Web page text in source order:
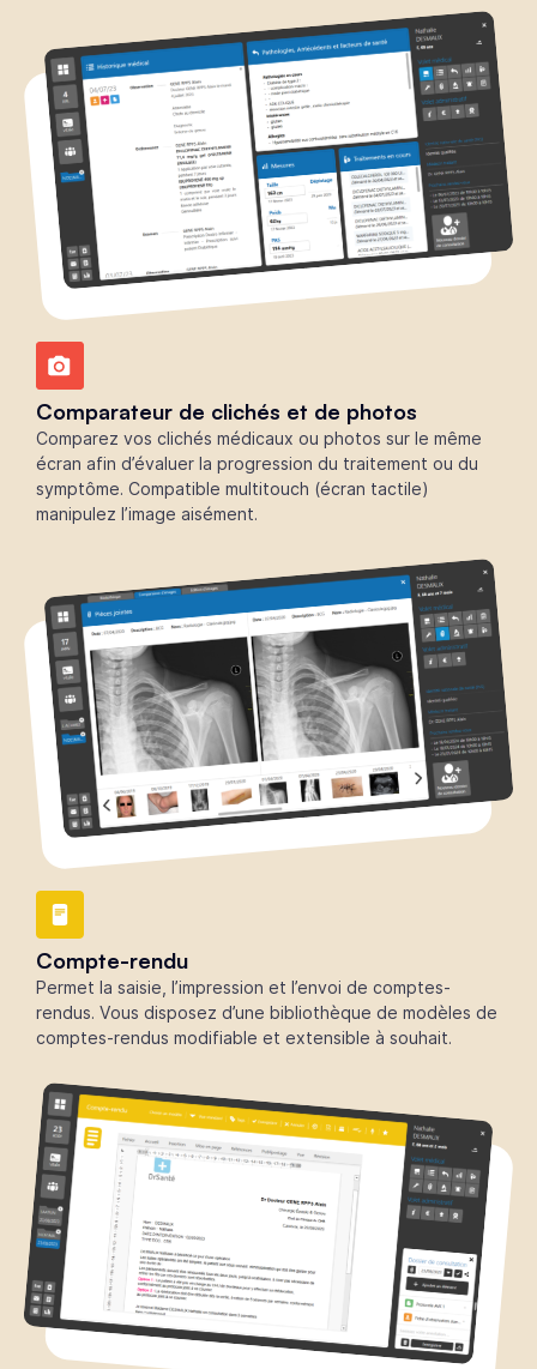
Comparateur de clichés et de photos
Comparez vos clichés médicaux ou photos sur le même
écran afin d’évaluer la progression du traitement ou du
symptôme. Compatible multitouch (écran tactile)
manipulez l’image aisément.
Compte-rendu
Permet la saisie, l’impression et l’envoi de comptes-
rendus. Vous disposez d’une bibliothèque de modèles de
comptes-rendus modifiable et extensible à souhait.